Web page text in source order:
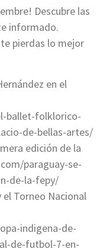
Descubre las
informado.
pierdas lo mejor
en el
ballet-folklorico-
de-bellas-artes/
edición de la
paraguay-se-
de-la-fepy/
Torneo Nacional
indigena-de-
de-futbol-7-en-